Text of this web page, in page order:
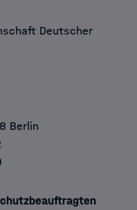
Deutscher
Berlin